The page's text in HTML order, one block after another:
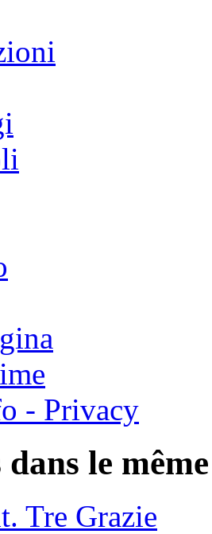
- Privacy
le
Tre Grazie